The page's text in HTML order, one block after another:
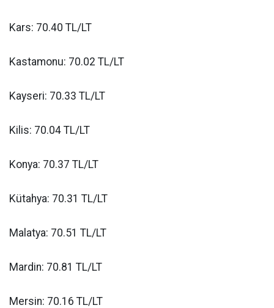
Kars: 70.40 TL/LT
Kastamonu: 70.02 TL/LT
Kayseri: 70.33 TL/LT
Kilis: 70.04 TL/LT
Konya: 70.37 TL/LT
Kütahya: 70.31 TL/LT
Malatya: 70.51 TL/LT
Mardin: 70.81 TL/LT
Mersin: 70.16 TL/LT